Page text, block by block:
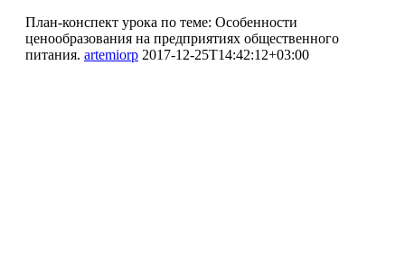
План-конспект урока по теме: Особенности
ценообразования на предприятиях общественного
питания. artemiorp 2017-12-25T14:42:12+03:00